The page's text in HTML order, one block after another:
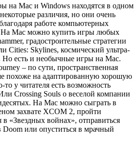
на Mac и Windows находятся в одном
различия, но они очень
работе компьютерных
На Mac можно купить игры любых
градостроительные стратегии
Cities: Skylines, космический ультра-
Но есть и необычные игры на Mac.
– по сути, пространственная
похоже на адаптированную хорошую
то у читателя есть возможность
Crossing Souls о веселой компании
На Mac можно сыграть в
захвате XCOM 2, пройти
«Звездных войнах», отправиться
или опуститься в мрачный